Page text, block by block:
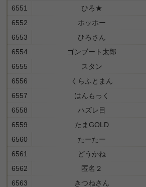
6551 ひろ★
6552
ホッホー
6553
ひろさん
6554
ゴンブート太郎
6555
スタン
6556
くらふとまん
6557
はんもっく
6558
ハズレ目
6559
たまGOLD
6560
たーたー
6561
どうかね
6562
匿名２
6563
きつねさん